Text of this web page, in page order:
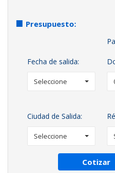
Presupuesto:
Fecha de salida:
Seleccione
Ciudad de Salida:
Seleccione
Cotizar